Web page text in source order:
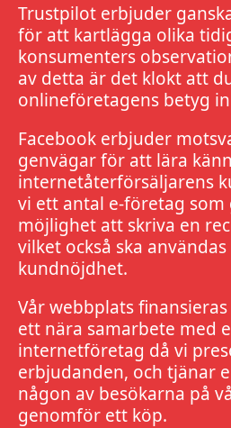
Trustpilot erbjuder
för att kartlägga olika
konsumenters
av detta är det klokt att
onlineföretagens betyg
Facebook erbjuder
genvägar för att lära
internetåterförsäljarens
vi ett antal e-företag
möjlighet att skriva en
vilket också ska
kundnöjdhet.
Vår webbplats
ett nära samarbete med
internetföretag då vi
erbjudanden, och tjänar
någon av besökarna på
genomför ett köp.